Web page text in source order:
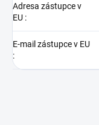
Adresa zástupce v
EU :
E-mail zástupce v EU
: